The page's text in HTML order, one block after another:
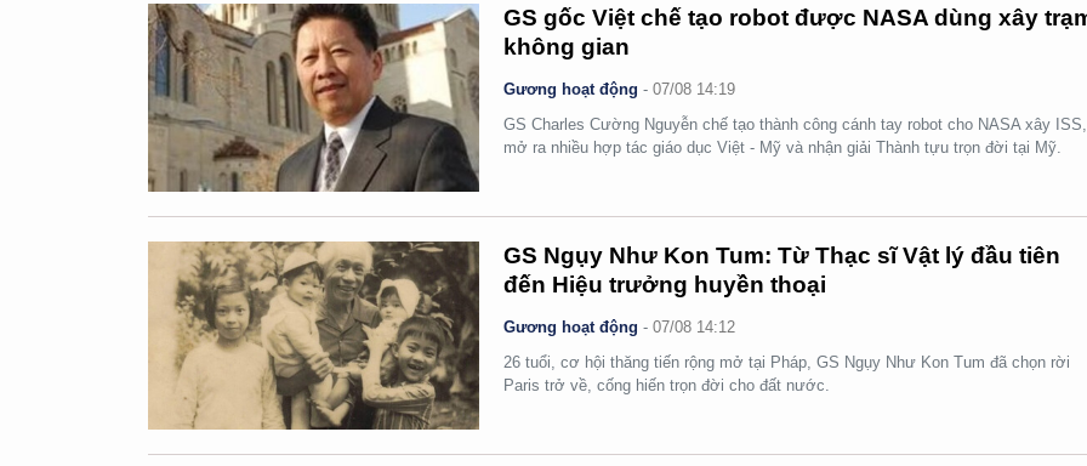
GS gốc Việt chế tạo robot được NASA dùng xây
không gian
Gương hoạt động -07/08 14:19
GS Charles Cường Nguyễn chế tạo thành công cánh tay robot cho NASA xây ISS,
mở ra nhiều hợp tác giáo dục Việt - Mỹ và nhận giải Thành tựu trọn đời tại Mỹ.
GS Ngụy Như Kon Tum: Từ Thạc sĩ Vật lý đầu tiên
đến Hiệu trưởng huyền thoại
Gương hoạt động -07/08 14:12
26 tuổi, cơ hội thăng tiến rộng mở tại Pháp, GS Ngụy Như Kon Tum đã chọn rời
Paris trở về, cống hiến trọn đời cho đất nước.